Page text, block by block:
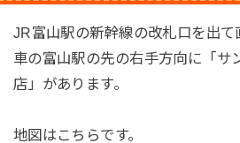
JR富山駅の新幹線の改札口を出て
車の富山駅の先の右手方向に「サ
店」があります。
地図はこちらです。